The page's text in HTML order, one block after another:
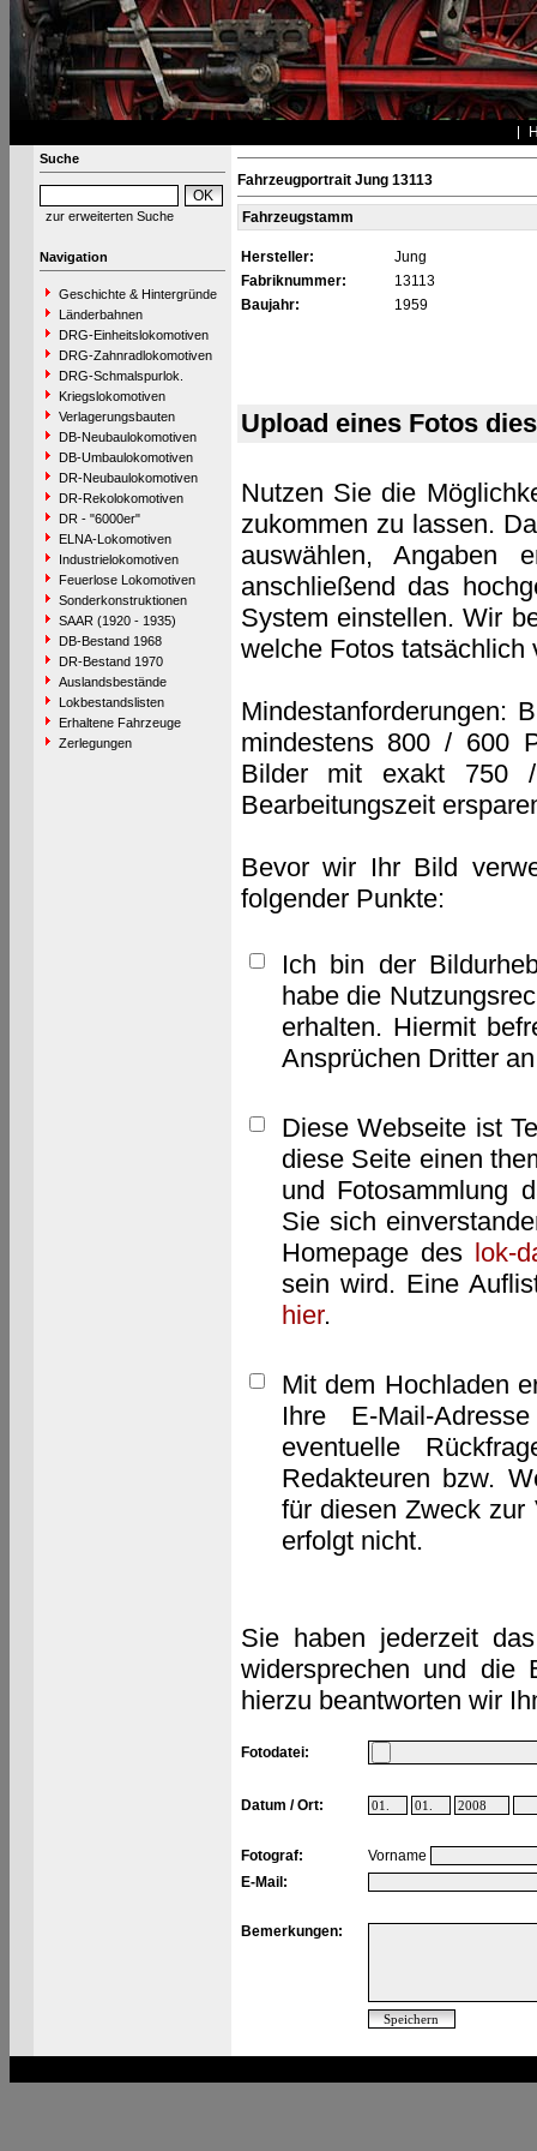
Suche
zur erweiterten Suche
Navigation
Geschichte & Hintergründe
Länderbahnen
DRG-Einheitslokomotiven
DRG-Zahnradlokomotiven
DRG-Schmalspurlok.
Kriegslokomotiven
Verlagerungsbauten
DB-Neubaulokomotiven
DB-Umbaulokomotiven
DR-Neubaulokomotiven
DR-Rekolokomotiven
DR - "6000er"
ELNA-Lokomotiven
Industrielokomotiven
Feuerlose Lokomotiven
Sonderkonstruktionen
SAAR (1920 - 1935)
DB-Bestand 1968
DR-Bestand 1970
Auslandsbestände
Lokbestandslisten
Erhaltene Fahrzeuge
Zerlegungen
Fahrzeugportrait Jung 13113
Fahrzeugstamm
Hersteller:
Jung
Fabriknummer:
13113
Baujahr:
1959
Upload eines Fotos
Nutzen Sie die
zukommen zu lassen.
auswählen, Angaben
anschließend das
System einstellen. Wir
welche Fotos tatsächlich
Mindestanforderungen:
mindestens 800 / 600
Bilder mit exakt 750
Bearbeitungszeit
Bevor wir Ihr Bild
folgender Punkte:
Ich bin der
habe die
erhalten. Hiermit
Ansprüchen Dritter
Diese Webseite ist
diese Seite einen
und Fotosammlung
Sie sich
Homepage des lok-
sein wird. Eine
hier.
Mit dem Hochladen
Ihre E-Mail-
eventuelle
Redakteuren bzw.
für diesen Zweck zur
erfolgt nicht.
Sie haben jederzeit
widersprechen und die
hierzu beantworten wir
Fotodatei:
Datum / Ort:
Fotograf:
Vorname
E-Mail:
Bemerkungen: